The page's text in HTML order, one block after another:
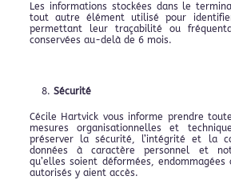
Les informations stockées dans le
tout autre élément utilisé pour
permettant leur traçabilité ou
conservées au-delà de 6 mois.
Sécurité
Cécile Hartvick vous informe prendre
mesures organisationnelles et
préserver la sécurité, l’intégrité et la
données à caractère personnel et
qu’elles soient déformées,
autorisés y aient accès.